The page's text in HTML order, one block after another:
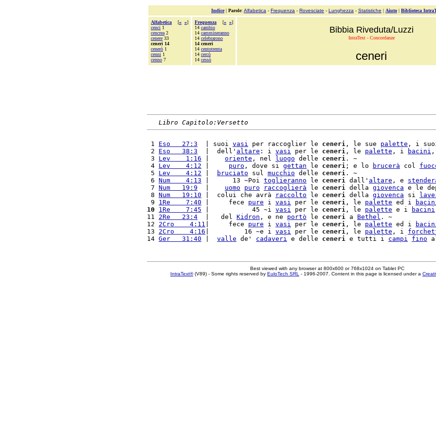
Indice| Parole: Alfabetica - Frequenza - Rovesciate - Lunghezza - Statistiche | Aiuto | Biblioteca
Alfabetica [« »]
cenci 1
cencrea 2
cenere 33
ceneri 14
cenerò 1
cenni 1
cenno 7
Frequenza [« »]
14 cambio
14 cammineranno
14 celebrarono
14 ceneri
14 centotrenta
14 cercò
14 cessò
Bibbia Riveduta/Luzzi
IntraText - Concordanze
ceneri
Libro Capitolo:Versetto
1 Eso   27:3
  | suoi
vasi per raccoglier le ceneri , le sue palette , i
2 Eso   38:3
  |  dell'
altare : i vasi per le ceneri , le palette , i bacini
3 Lev    1:16 oriente , nel luogo delle ceneri . ~
4 Lev    4:12 puro , dove si gettan le ceneri ; e lo brucerà col
5 Lev    4:12 bruciato sul mucchio delle ceneri . ~
6 Num    4:13 |      13 ~Poi toglieranno le ceneri dall' altare , e
7 Num   19:9 uomo puro raccoglierà le ceneri della giovenca e le
8 Num   19:10 |  colui che avrà raccolto le ceneri della giovenca si
9 1Re    7:40 |     fece pure i vasi per le ceneri , le palette ed i
10
1Re    7:45 |           45 ~i vasi per le ceneri , le palette e i bacini
11 2Re   23:4
  |   del
Kidron , e ne portò le ceneri a Bethel . ~
12 2Cro    4:11 |     fece pure i vasi per le ceneri , le palette ed i
13 2Cro    4:16 |         16 ~e i vasi per le ceneri , le palette , i
14 Ger   31:40 valle de' cadaveri e delle ceneri e tutti i campi fino
Best viewed with any browser at 800x600 or 768x1024 on Tablet PC
IntraText®(V89) - Some rights reserved by EuloTech SRL - 1996-2007. Content in this page is licensed under a